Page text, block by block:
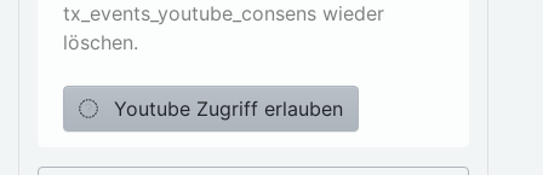
tx_events_youtube_consens wieder
löschen.
Youtube Zugriff erlauben